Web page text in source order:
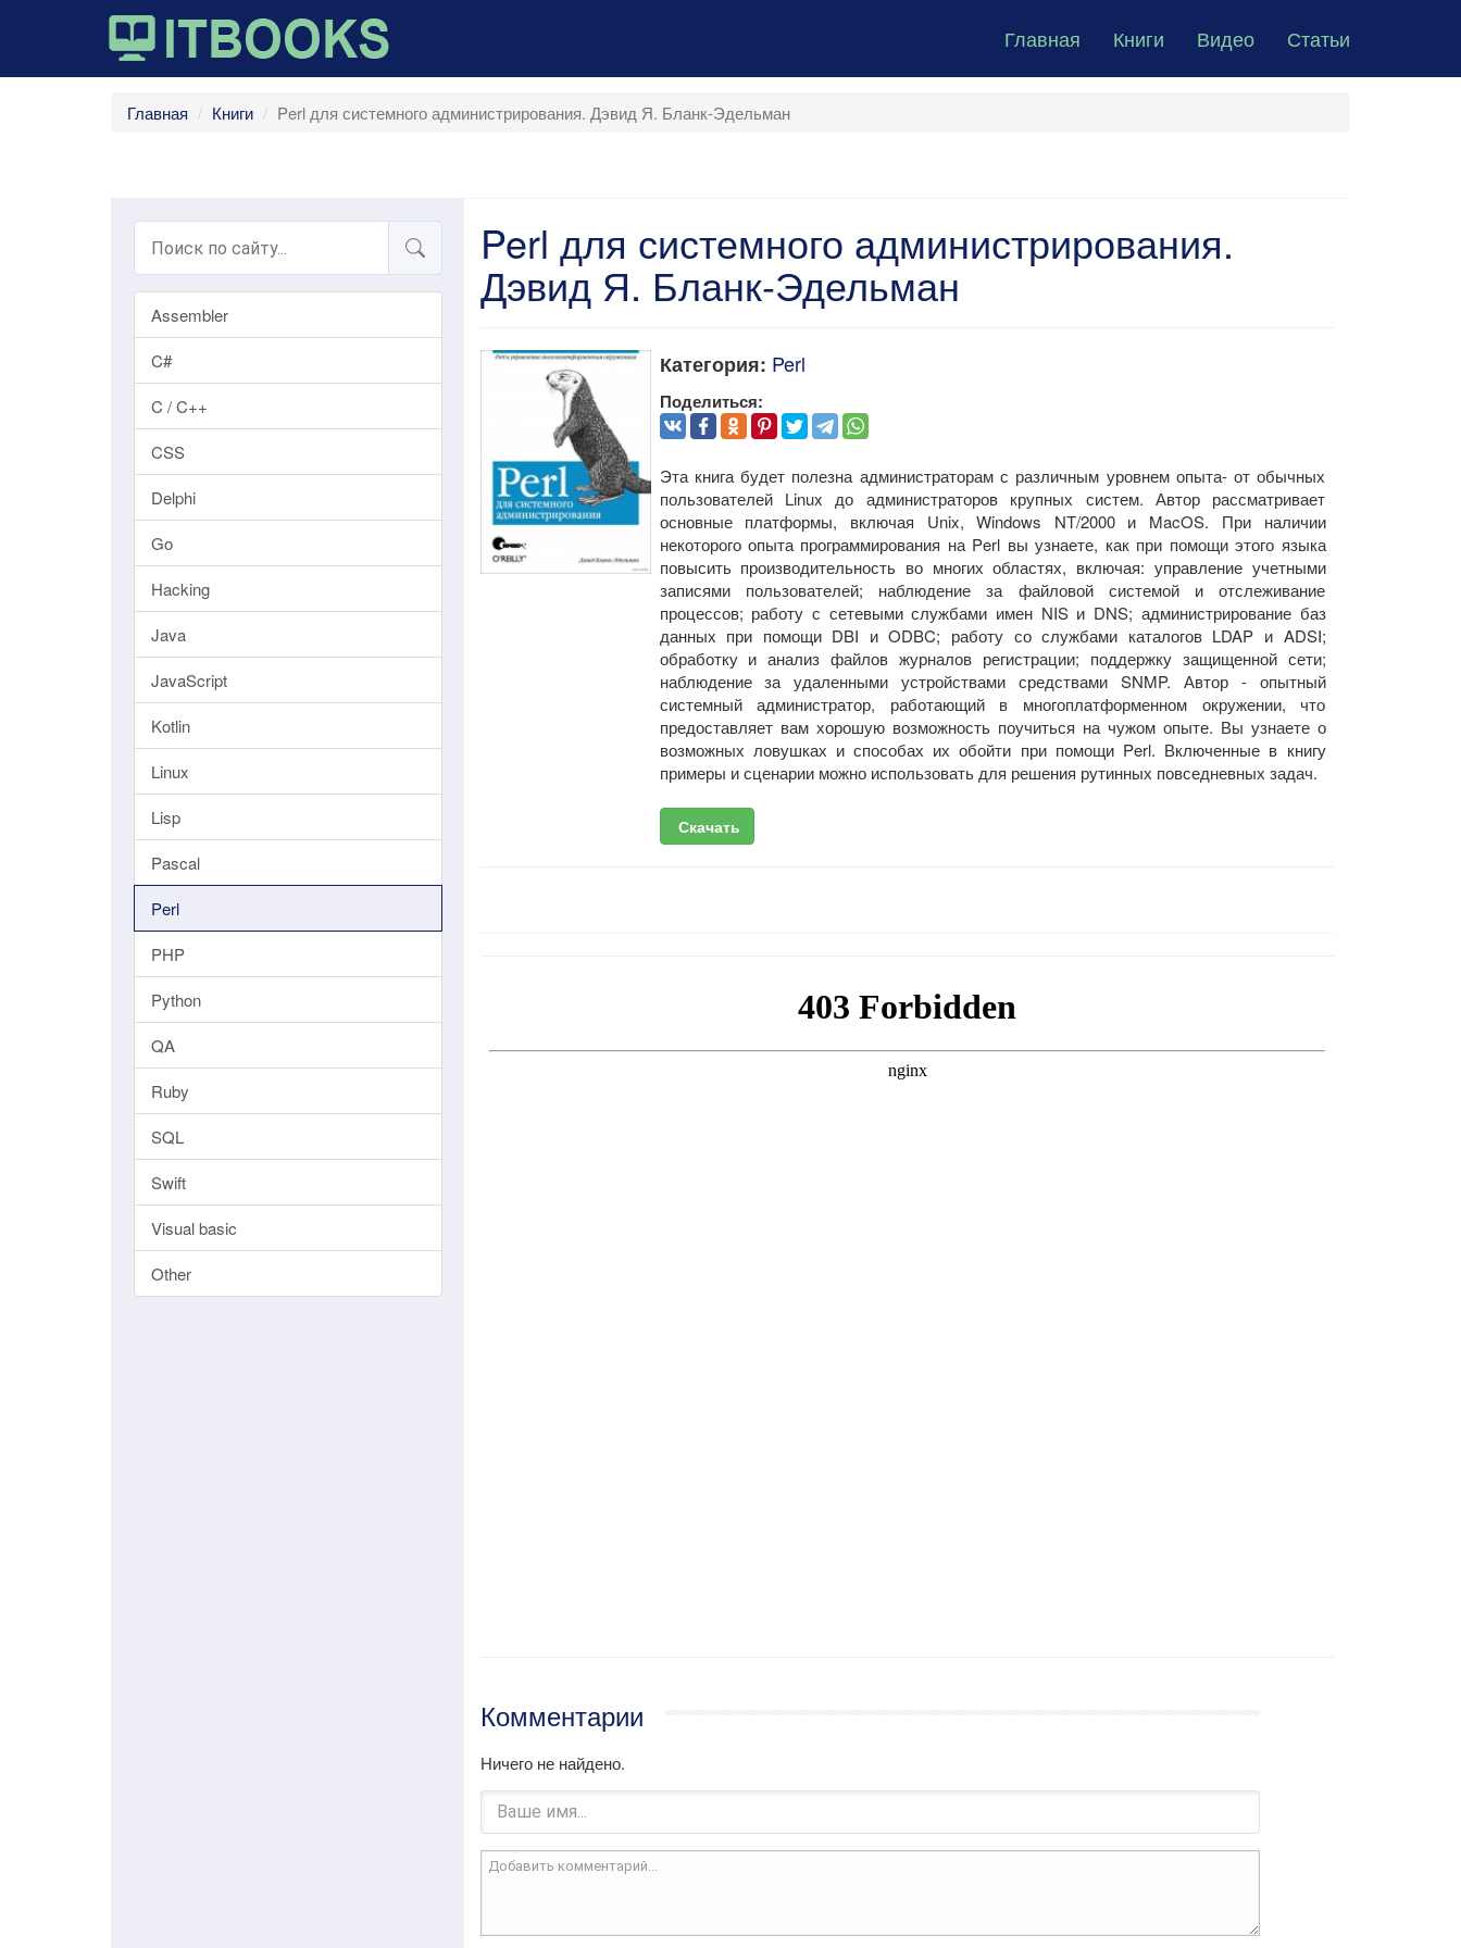
Главная Книги Видео Статьи
Главная Книги Perl для системного администрирования. Дэвид Я. Бланк-Эдельман
Assembler
C#
C / C++
CSS
Delphi
Go
Hacking
Java
JavaScript
Kotlin
Linux
Lisp
Pascal
Perl
PHP
Python
QA
Ruby
SQL
Swift
Visual basic
Other
Perl для системного администрирования.
Дэвид Я. Бланк-Эдельман
Категория: Perl
Поделиться:
Эта книга будет полезна администраторам с различным уровнем опыта- от обычных
пользователей Linux до администраторов крупных систем. Автор рассматривает
основные платформы, включая Unix, Windows NT/2000 и MacOS. При наличии
некоторого опыта программирования на Perl вы узнаете, как при помощи этого языка
повысить производительность во многих областях, включая: управление учетными
записями пользователей; наблюдение за файловой системой и отслеживание
процессов; работу с сетевыми службами имен NIS и DNS; администрирование баз
данных при помощи DBI и ODBC; работу со службами каталогов LDAP и ADSI;
обработку и анализ файлов журналов регистрации; поддержку защищенной сети;
наблюдение за удаленными устройствами средствами SNMP. Автор - опытный
системный администратор, работающий в многоплатформенном окружении, что
предоставляет вам хорошую возможность поучиться на чужом опыте. Вы узнаете о
возможных ловушках и способах их обойти при помощи Perl. Включенные в книгу
примеры и сценарии можно использовать для решения рутинных повседневных задач.
Скачать
Комментарии
Ничего не найдено.